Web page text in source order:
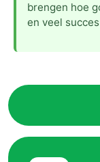
brengen hoe
en veel